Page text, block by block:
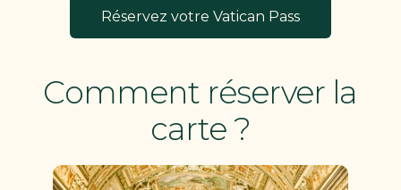
Réservez votre Vatican Pass
Comment réserver la
carte ?